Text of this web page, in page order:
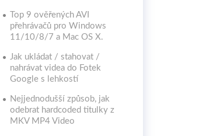
Top 9 ověřených AVI
přehrávačů pro Windows
11/10/8/7 a Mac OS X.
Jak ukládat / stahovat /
nahrávat videa do Fotek
Google s lehkostí
Nejjednodušší způsob, jak
odebrat hardcoded titulky z
MKV MP4 Video